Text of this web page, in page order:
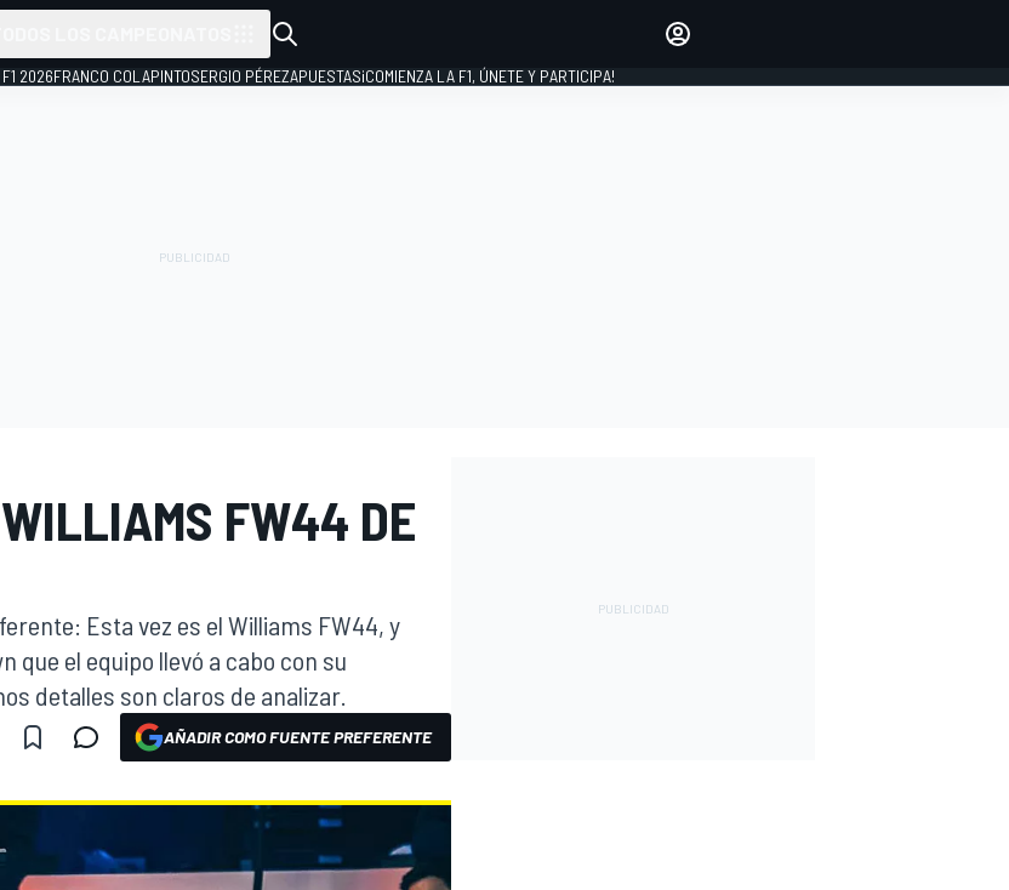
INICIAR SESIÓN
2026FRANCO COLAPINTOSERGIO PÉREZAPUESTAS¡COMIENZA LA F1, ÚNETE Y PARTICIPA!
FW44 DE
Esta vez es el Williams FW44, y
que el equipo llevó a cabo con su
detalles son claros de analizar.
AÑADIR COMO FUENTE PREFERENTE